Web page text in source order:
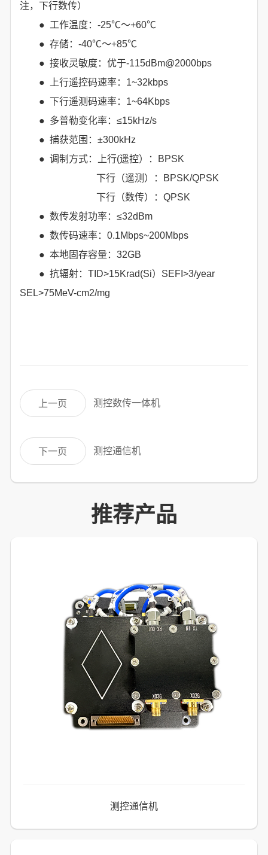
注，下行数传）
● 工作温度：-25℃～+60℃
● 存储：-40℃～+85℃
● 接收灵敏度：优于-115dBm@2000bps
● 上行遥控码速率：1~32kbps
● 下行遥测码速率：1~64Kbps
● 多普勒变化率：≤15kHz/s
● 捕获范围：±300kHz
● 调制方式：上行(遥控）：BPSK
下行（遥测）：BPSK/QPSK
下行（数传）：QPSK
● 数传发射功率：≤32dBm
● 数传码速率：0.1Mbps~200Mbps
● 本地固存容量：32GB
● 抗辐射：TID>15Krad(Si）SEFI>3/year
SEL>75MeV-cm2/mg
上一页 测控数传一体机
下一页 测控通信机
推荐产品
测控通信机